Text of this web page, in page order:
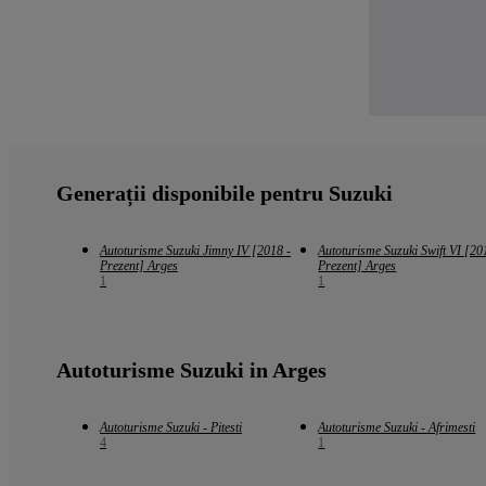
Generații disponibile pentru Suzuki
Autoturisme Suzuki Jimny IV [2018 -
Prezent] Arges
1
Autoturisme Suzuki Swift VI
Prezent] Arges
1
Autoturisme Suzuki in Arges
Autoturisme Suzuki - Pitesti
4
Autoturisme Suzuki - Afrimesti
1